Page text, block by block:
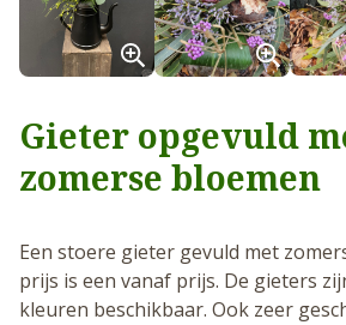
Gieter opgevuld
zomerse bloemen
Een stoere gieter gevuld met
prijs is een vanaf prijs. De gieters
kleuren beschikbaar. Ook zeer